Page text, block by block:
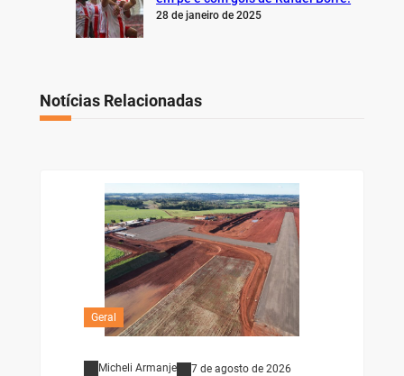
28 de janeiro de 2025
Notícias Relacionadas
Geral
Micheli Armanje 7 de agosto de 2026